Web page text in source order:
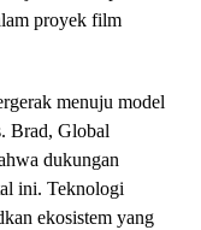
proyek film
menuju model
Brad, Global
dukungan
ini. Teknologi
ekosistem yang